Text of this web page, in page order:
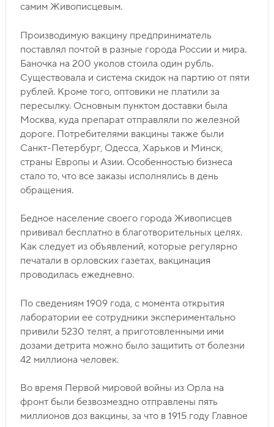
самим Живописцевым.
Производимую вакцину предприниматель
поставлял почтой в разные города России и мира.
Баночка на 200 уколов стоила один рубль.
Существовала и система скидок на партию от пяти
рублей. Кроме того, оптовики не платили за
пересылку. Основным пунктом доставки была
Москва, куда препарат отправляли по железной
дороге. Потребителями вакцины также были
Санкт-Петербург, Одесса, Харьков и Минск,
страны Европы и Азии. Особенностью бизнеса
стало то, что все заказы исполнялись в день
обращения.
Бедное население своего города Живописцев
прививал бесплатно в благотворительных целях.
Как следует из объявлений, которые регулярно
печатали в орловских газетах, вакцинация
проводилась ежедневно.
По сведениям 1909 года, с момента открытия
лаборатории ее сотрудники экспериментально
привили 5230 телят, а приготовленными ими
дозами детрита можно было защитить от болезни
42 миллиона человек.
Во время Первой мировой войны из Орла на
фронт были безвозмездно отправлены пять
миллионов доз вакцины, за что в 1915 году Главное